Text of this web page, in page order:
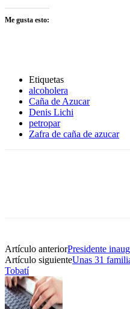
Me gusta esto:
Etiquetas
alcoholera
Caña de Azucar
Denis Lichi
petropar
Zafra de caña de azucar
Artículo anteriorPresidente
Artículo siguienteUnas 31
Tobatí